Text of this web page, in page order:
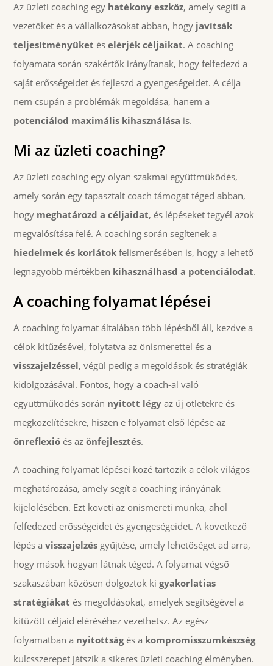
Az üzleti coaching egy hatékony eszköz, amely segíti a
vezetőket és a vállalkozásokat abban, hogy javítsák
teljesítményüket éselérjék céljaikat. A coaching
folyamata során szakértők irányítanak, hogy felfedezd a
saját erősségeidet és fejleszd a gyengeségeidet. A célja
nem csupán a problémák megoldása, hanem a
potenciálod maximális kihasználása is.
Mi az üzleti coaching?
Az üzleti coaching egy olyan szakmai együttműködés,
amely során egy tapasztalt coach támogat téged abban,
hogy meghatározd a céljaidat, és lépéseket tegyél azok
megvalósítása felé. A coaching során segítenek a
hiedelmek és korlátok felismerésében is, hogy a lehető
legnagyobb mértékben kihasználhasd a potenciálodat.
A coaching folyamat lépései
A coaching folyamat általában több lépésből áll, kezdve a
célok kitűzésével, folytatva az önismerettel és a
visszajelzéssel, végül pedig a megoldások és stratégiák
kidolgozásával. Fontos, hogy a coach-al való
együttműködés során nyitott légy az új ötletekre és
megközelítésekre, hiszen e folyamat első lépése az
önreflexió és azönfejlesztés.
A coaching folyamat lépései közé tartozik a célok világos
meghatározása, amely segít a coaching irányának
kijelölésében. Ezt követi az önismereti munka, ahol
felfedezed erősségeidet és gyengeségeidet. A következő
lépés avisszajelzés gyűjtése, amely lehetőséget ad arra,
hogy mások hogyan látnak téged. A folyamat végső
szakaszában közösen dolgoztok kigyakorlatias
stratégiákat és megoldásokat, amelyek segítségével a
kitűzött céljaid eléréséhez vezethetsz. Az egész
folyamatban a nyitottságés a kompromisszumkészség
kulcsszerepet játszik a sikeres üzleti coaching élményben.